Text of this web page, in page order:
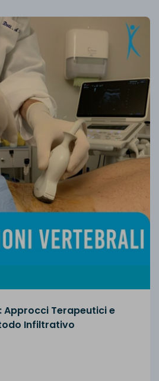
Approcci Terapeutici e
Infiltrativo